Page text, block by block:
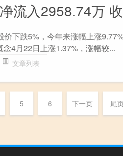
流入2958.74万
下跌5%，今年来涨幅上涨
4月22日上涨1.37%，涨幅较...
文章列表
5 6 下一页 尾